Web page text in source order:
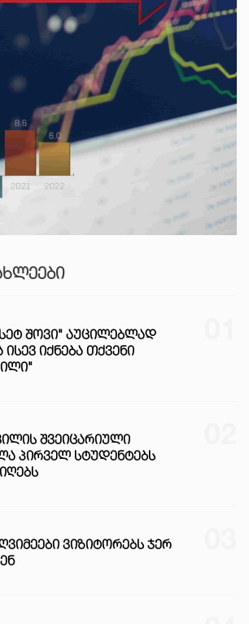
ᲨᲝᲕᲘ" ᲐᲣᲪᲘᲚᲔᲑᲚᲐᲓ
ᲘᲥᲜᲔᲑᲐ ᲗᲥᲕᲔᲜᲘ
ᲨᲕᲔᲘᲪᲐᲠᲘᲣᲚᲘ
ᲞᲘᲠᲕᲔᲚ ᲡᲢᲣᲓᲔᲜᲢᲔᲑᲡ
ᲕᲘᲖᲘᲢᲝᲠᲔᲑᲡ ᲯᲔᲠ